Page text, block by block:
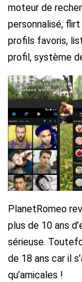
moteur de
personnalisé,
profils favoris,
profil, système
PlanetRomeo
plus de 10 ans
sérieuse.
de 18 ans car il
qu’amicales !